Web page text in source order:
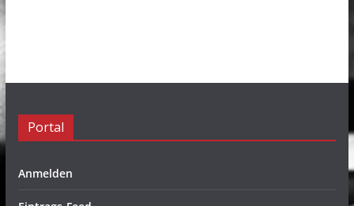
Portal
Anmelden